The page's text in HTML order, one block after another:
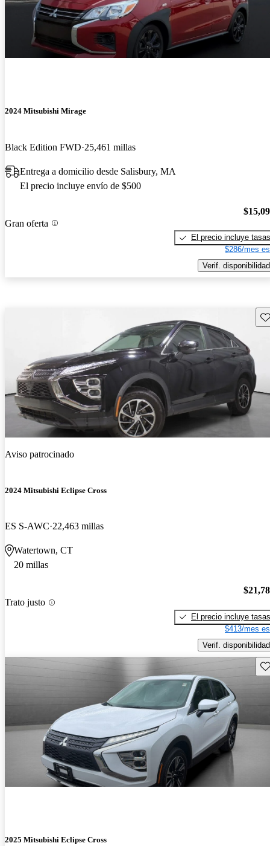
2024 Mitsubishi Mirage
Black Edition FWD 25,461 millas
Entrega a domicilio desde Salisbury, MA
El precio incluye envío de $500
Gran oferta
El precio incluye tasas
$286/mes
Verif. disponibilidad
Aviso patrocinado
2024 Mitsubishi Eclipse Cross
ES S-AWC 22,463 millas
Watertown, CT
20 millas
Trato justo
El precio incluye tasas
$413/mes
Verif. disponibilidad
2025 Mitsubishi Eclipse Cross